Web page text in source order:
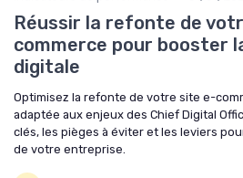
Réussir la refonte de
commerce pour booster
digitale
Optimisez la refonte de votre site e-
adaptée aux enjeux des Chief Digital
clés, les pièges à éviter et les leviers
de votre entreprise.